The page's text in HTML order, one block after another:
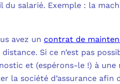
salarié. Exemple : la
avez un contrat de
Si ce n’est pas
et (espérons-le !) à
la société d’assurance